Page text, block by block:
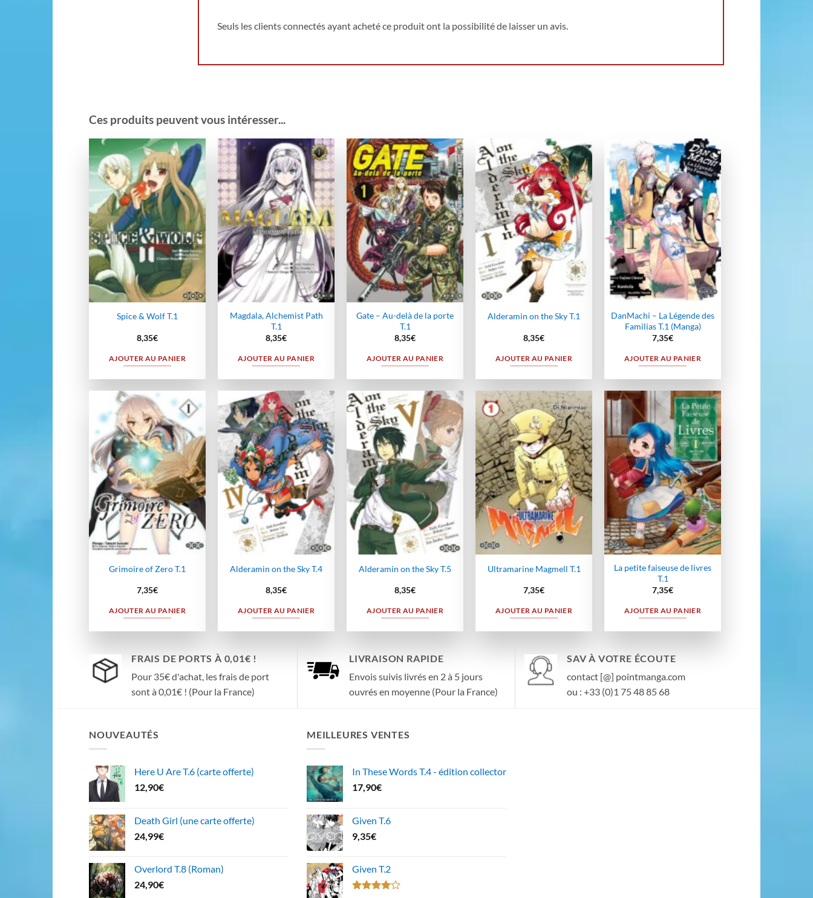
Seuls les clients connectés ayant acheté ce produit ont la possibilité de laisser un avis.
Ces produits peuvent vous intéresser...
Ajouter
à la
wishlist
Spice & Wolf T.1
8,35€
AJOUTER AU PANIER
Ajouter
à la
wishlist
Magdala, Alchemist Path
T.1
8,35€
AJOUTER AU PANIER
Ajouter
à la
wishlist
Gate – Au-delà de la porte
T.1
8,35€
AJOUTER AU PANIER
Ajouter
à la
wishlist
Alderamin on the Sky T.1
8,35€
AJOUTER AU PANIER
Ajouter
à la
wishlist
DanMachi – La Légende des
Familias T.1 (Manga)
7,35€
AJOUTER AU PANIER
Ajouter
à la
wishlist
Grimoire of Zero T.1
7,35€
AJOUTER AU PANIER
Ajouter
à la
wishlist
Alderamin on the Sky T.4
8,35€
AJOUTER AU PANIER
Ajouter
à la
wishlist
Alderamin on the Sky T.5
8,35€
AJOUTER AU PANIER
Ajouter
à la
wishlist
Ultramarine Magmell T.1
7,35€
AJOUTER AU PANIER
Ajouter
à la
wishlist
La petite faiseuse de livres
T.1
7,35€
AJOUTER AU PANIER
FRAIS DE PORTS À 0,01€ !
Pour 35€ d'achat, les frais de port
sont à 0,01€ ! (Pour la France)
LIVRAISON RAPIDE
Envois suivis livrés en 2 à 5 jours
ouvrés en moyenne (Pour la France)
SAV À VOTRE ÉCOUTE
contact [@] pointmanga.com
ou : +33 (0)1 75 48 85 68
NOUVEAUTÉS
Here U Are T.6 (carte offerte)
12,90€
Death Girl (une carte offerte)
24,99€
Overlord T.8 (Roman)
24,90€
MEILLEURES VENTES
In These Words T.4 - édition collector
17,90€
Given T.6
9,35€
Given T.2